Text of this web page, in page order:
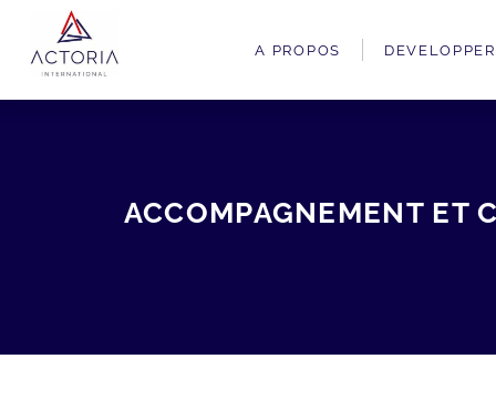
A PROPOS DEVELOPPER
ACCOMPAGNEMENT ET